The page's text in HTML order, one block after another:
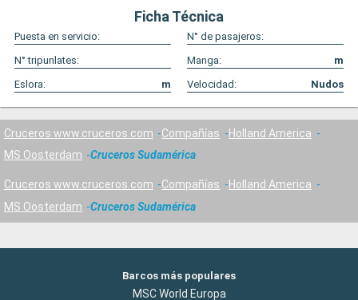
Ficha Técnica
Puesta en servicio:
N° de pasajeros:
N° tripunlates:
Manga:
m
Eslora:
m Velocidad: Nudos
Cruceros www.cruceros.com Compañías
Holland America
MS Oosterdam
Cruceros Sudamérica
Cruceros www.cruceros.com Compañías
Holland America
MS Oosterdam
Cruceros Sudamérica
Barcos más populares
MSC World Europa